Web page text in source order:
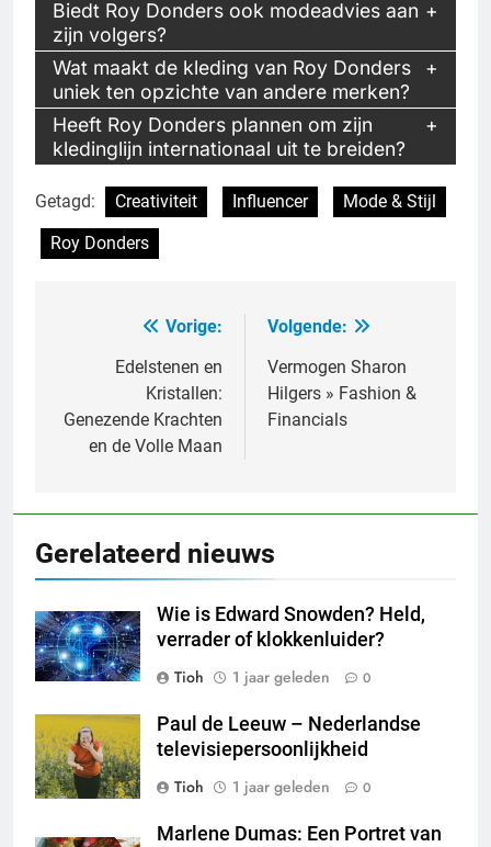
Biedt Roy Donders ook modeadvies aan
zijn volgers?
Wat maakt de kleding van Roy Donders
uniek ten opzichte van andere merken?
Heeft Roy Donders plannen om zijn
kledinglijn internationaal uit te breiden?
Getagd: Creativiteit Influencer
Mode & Stijl
Roy Donders
navigatie
Vorige:
Edelstenen en
Kristallen:
Genezende Krachten
en de Volle Maan
Volgende:
Vermogen Sharon
Hilgers » Fashion &
Financials
Gerelateerd nieuws
Wie is Edward Snowden? Held,
verrader of klokkenluider?
Tioh
1 jaar geleden 0
Paul de Leeuw – Nederlandse
televisiepersoonlijkheid
Tioh
1 jaar geleden 0
Marlene Dumas: Een Portret van